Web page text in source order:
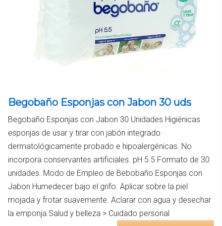
Begobaño Esponjas con Jabon 30 uds
Begobaño Esponjas con Jabon 30 Unidades Higiénicas
esponjas de usar y tirar con jabón integrado
dermatológicamente probado e hipoalergénicas. No
incorpora conservantes artificiales. pH 5.5 Formato de 30
unidades. Modo de Empleo de Bebobaño Esponjas con
Jabon Humedecer bajo el grifo. Aplicar sobre la piel
mojada y frotar suavemente. Aclarar con agua y desechar
la emponja.Salud y belleza > Cuidado personal